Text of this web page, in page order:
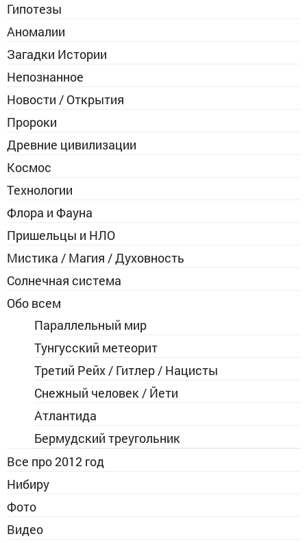
Гипотезы
Аномалии
Загадки Истории
Непознанное
Новости / Открытия
Пророки
Древние цивилизации
Космос
Технологии
Флора и Фауна
Пришельцы и НЛО
Мистика / Магия / Духовность
Солнечная система
Обо всем
Параллельный мир
Тунгусский метеорит
Третий Рейх / Гитлер / Нацисты
Снежный человек / Йети
Атлантида
Бермудский треугольник
Все про 2012 год
Нибиру
Фото
Видео